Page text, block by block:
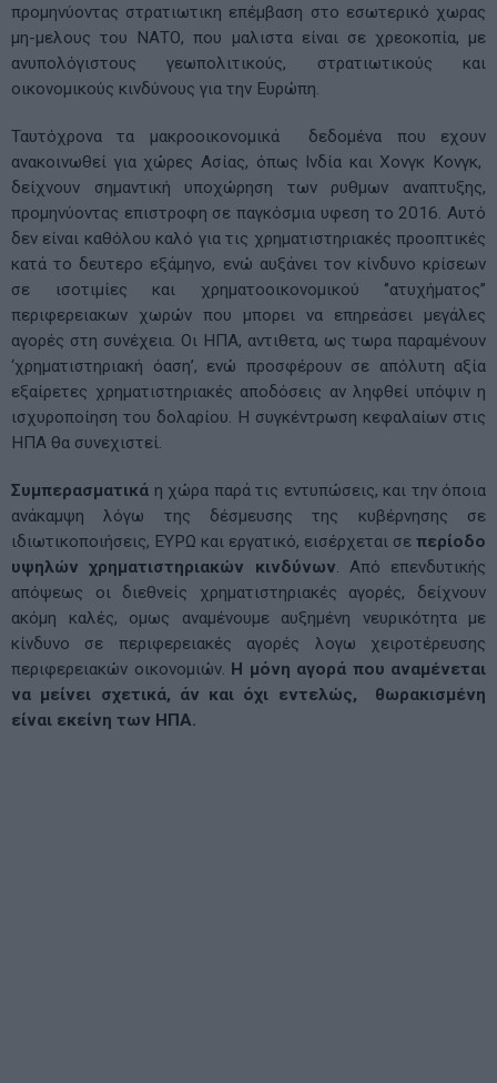
προμηνύοντας στρατιωτικη επέμβαση στο εσωτερικό χωρας
μη-μελους του ΝΑΤΟ, που μαλιστα είναι σε χρεοκοπία, με
ανυπολόγιστους γεωπολιτικούς, στρατιωτικούς και
οικονομικούς κινδύνους για την Ευρώπη.
Ταυτόχρονα τα μακροοικονομικά δεδομένα που εχουν
ανακοινωθεί για χώρες Ασίας, όπως Ινδία και Χονγκ Κονγκ,
δείχνουν σημαντική υποχώρηση των ρυθμων αναπτυξης,
προμηνύοντας επιστροφη σε παγκόσμια υφεση το 2016. Αυτό
δεν είναι καθόλου καλό για τις χρηματιστηριακές προοπτικές
κατά το δευτερο εξάμηνο, ενώ αυξάνει τον κίνδυνο κρίσεων
σε ισοτιμίες και χρηματοοικονομικού ‘’ατυχήματος’’
περιφερειακων χωρών που μπορει να επηρεάσει μεγάλες
αγορές στη συνέχεια. Οι ΗΠΑ, αντιθετα, ως τωρα παραμένουν
‘χρηματιστηριακή όαση’, ενώ προσφέρουν σε απόλυτη αξία
εξαίρετες χρηματιστηριακές αποδόσεις αν ληφθεί υπόψιν η
ισχυροποίηση του δολαρίου. Η συγκέντρωση κεφαλαίων στις
ΗΠΑ θα συνεχιστεί.
Συμπερασματικά η χώρα παρά τις εντυπώσεις, και την όποια
ανάκαμψη λόγω της δέσμευσης της κυβέρνησης σε
ιδιωτικοποιήσεις, ΕΥΡΩ και εργατικό, εισέρχεται σε περίοδο
υψηλών χρηματιστηριακών κινδύνων . Από επενδυτικής
απόψεως οι διεθνείς χρηματιστηριακές αγορές, δείχνουν
ακόμη καλές, ομως αναμένουμε αυξημένη νευρικότητα με
κίνδυνο σε περιφερειακές αγορές λογω χειροτέρευσης
περιφερειακών οικονομιών. Η μόνη αγορά που αναμένεται
να μείνει σχετικά, άν και όχι εντελώς, θωρακισμένη
είναι εκείνη των ΗΠΑ.